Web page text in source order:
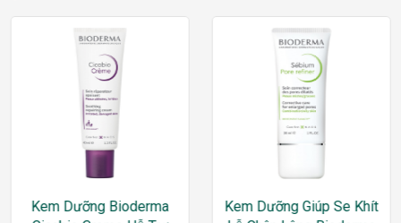
Kem Dưỡng Bioderma
Kem Dưỡng Giúp Se Khít